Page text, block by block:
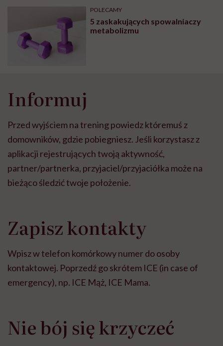
pracy
POLECAMY
5 zaskakujących spowalniaczy
metabolizmu
Informuj
Przed wyjściem na trening powiedz któremuś z
domowników, gdzie pobiegniesz. Jeśli korzystasz z
aplikacji rejestrujących twoją aktywność,
partner/partnerka, przyjaciel/przyjaciółka może na
bieżąco śledzić twoje położenie.
Zapisz kontakty
Wpisz w telefon komórkowy numer do osoby
kontaktowej. Poprzedź go skrótem ICE (in case of
emergency), np. ICE Mąż, ICE Mama.
Nie bój się krzyczeć